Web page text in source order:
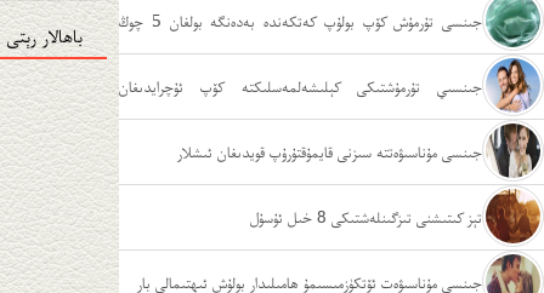
جىنسى تۇرمۇش كۆپ بولۇپ كەتكەندە بەدەنگە بولغان 5 چوڭ
زىيىنى جىنسىي تۇرمۇشتىكى كېلىشەلمەسلىكتە كۆپ ئۇچرايدىغان
ئەھۋاللار جىنسى مۇناسىۋەتتە سىزنى قايمۇقتۇرۇپ قويدىغان ئىشلار
تېز كىتىشنى تىزگىنلەشتىكى 8 خىل ئۇسۇل
جىنسى مۇناسىۋەت ئۆتكۈزمىسىمۇ ھامىلىدار بولۇش ئىھتىمالى بار
باھالار رېتى